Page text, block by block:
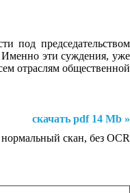
под председательством
эти суждения, уже
отраслям общественной
скачать pdf 14 Mb »
скан, без OCR